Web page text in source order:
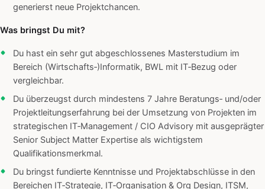
generierst neue Projektchancen.
Was bringst Du mit?
Du hast ein sehr gut abgeschlossenes Masterstudium im
Bereich (Wirtschafts‑)Informatik, BWL mit IT‑Bezug oder
vergleichbar.
Du überzeugst durch mindestens 7 Jahre Beratungs‑ und/oder
Projektleitungserfahrung bei der Umsetzung von Projekten im
strategischen IT‑Management / CIO Advisory mit ausgeprägter
Senior Subject Matter Expertise als wichtigstem
Qualifikationsmerkmal.
Du bringst fundierte Kenntnisse und Projektabschlüsse in den
Bereichen IT‑Strategie, IT‑Organisation & Org Design, ITSM,